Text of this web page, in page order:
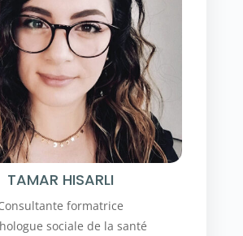
TAMAR HISARLI
formatrice
sociale de la santé